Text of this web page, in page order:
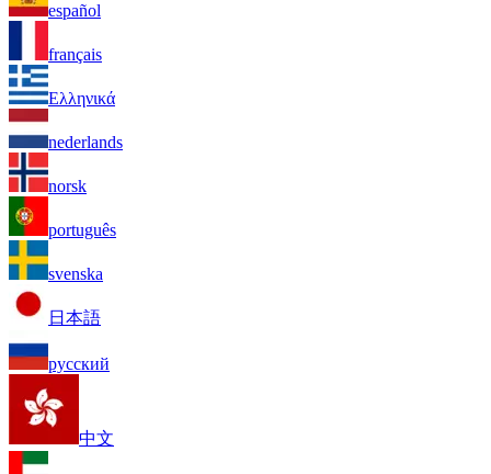
español
français
Ελληνικά
nederlands
norsk
português
svenska
日本語
русский
中文